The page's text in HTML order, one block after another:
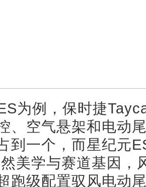
为例，保时捷
、空气悬架和电动
到一个，而星纪元
美学与赛道基因，
跑级配置驭风电动